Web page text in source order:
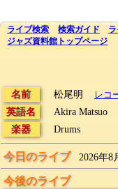
ライブ検索 検索ガイド
ジャズ資料館 トップページ
名前 松尾明 レコ
英語名
Akira Matsuo
楽器
Drums
今日のライブ 2026年8
今後のライブ